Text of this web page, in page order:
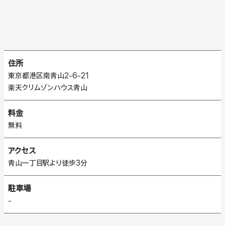
住所
東京都港区南青山2-6-21
楽天クリムゾンハウス青山
料金
無料
アクセス
青山一丁目駅より徒歩3分
駐車場
-